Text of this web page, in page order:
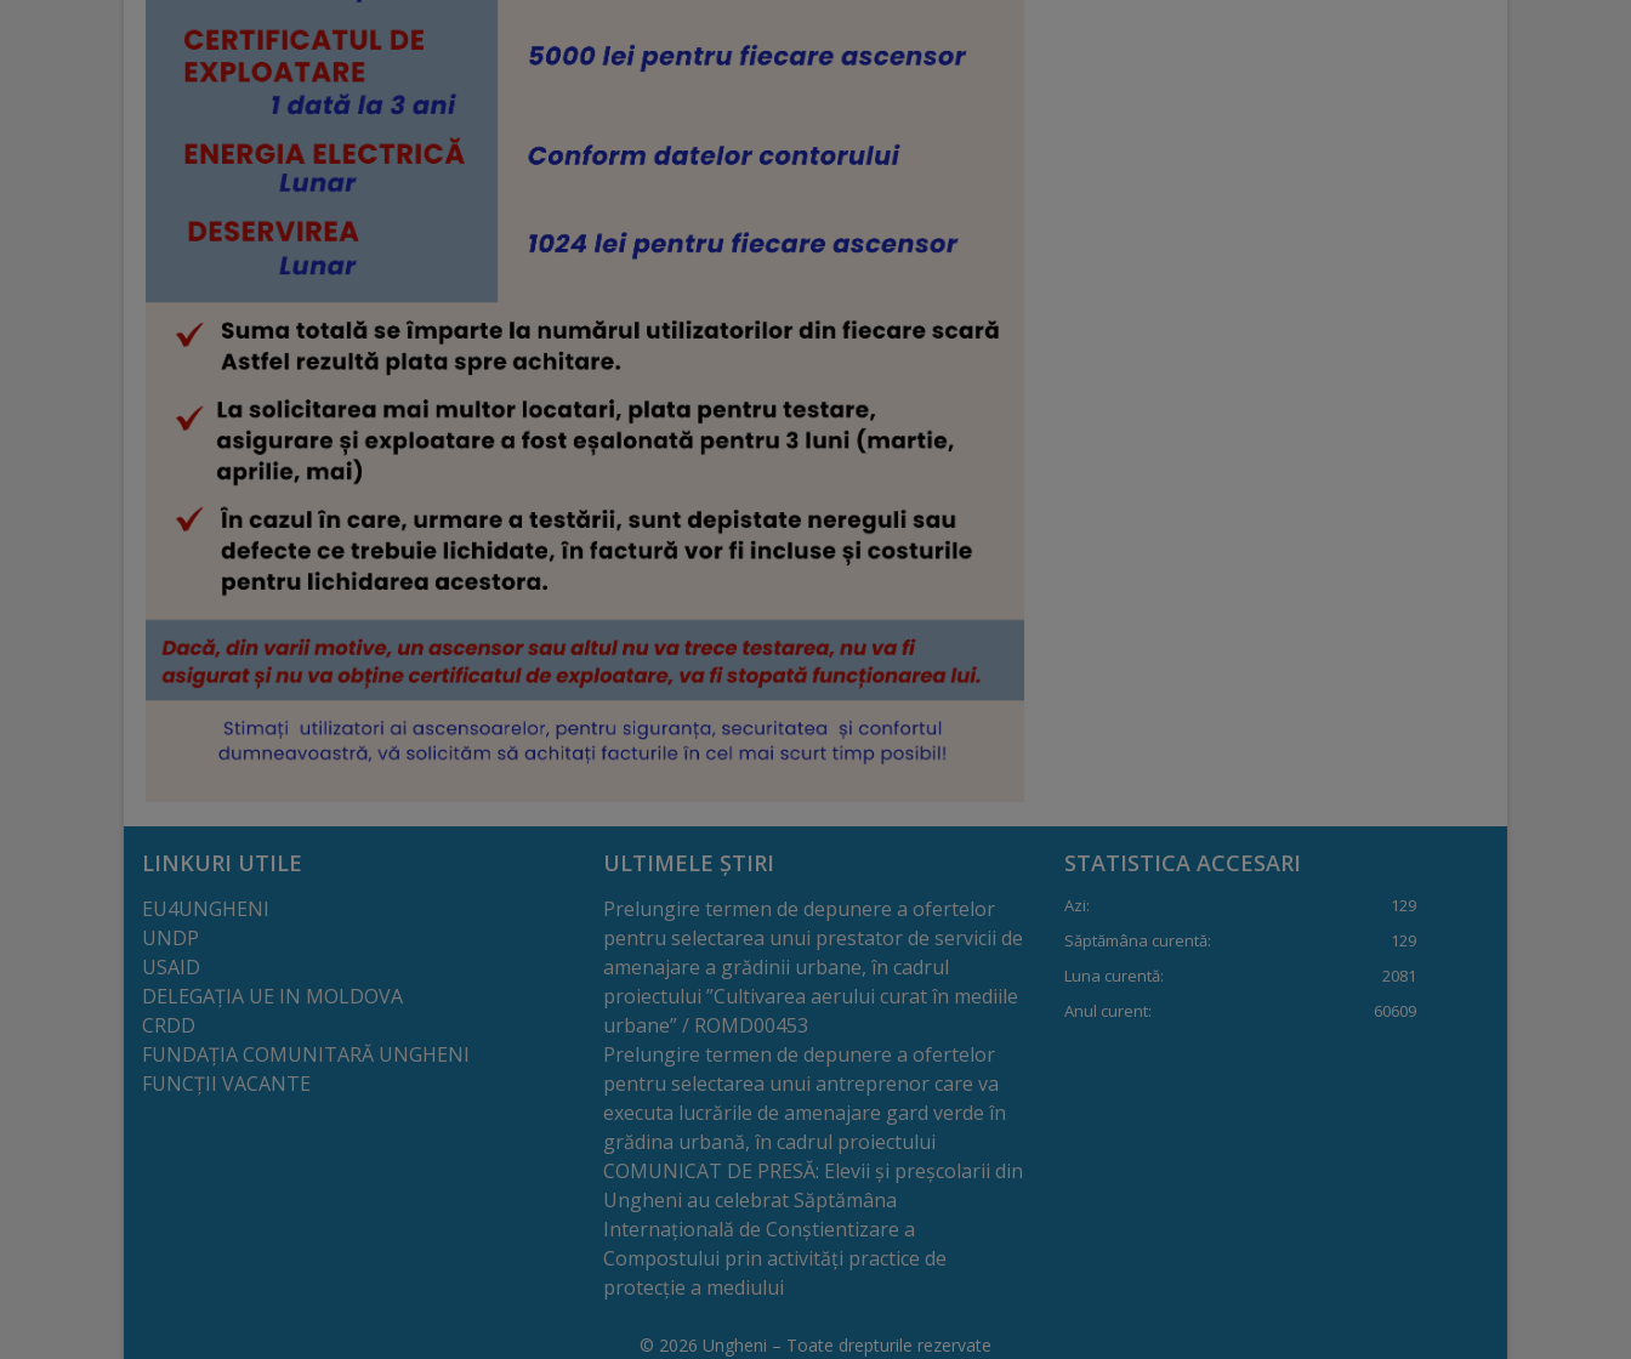
Viceprimari
Organigrama
primăriei
Regulamentul
funcționare
Integritate
Municipal
specialitate
Regulamentul
Consiliului
LINKURI UTILE
EU4UNGHENI
UNDP
USAID
DELEGAȚIA UE IN MOLDOVA
CRDD
FUNDAȚIA COMUNITARĂ UNGHENI
FUNCȚII VACANTE
ULTIMELE ȘTIRI
Prelungire termen de depunere a ofertelor
pentru selectarea unui prestator de servicii de
amenajare a grădinii urbane, în cadrul
proiectului ”Cultivarea aerului curat în mediile
urbane” / ROMD00453
Prelungire termen de depunere a ofertelor
pentru selectarea unui antreprenor care va
executa lucrările de amenajare gard verde în
grădina urbană, în cadrul proiectului
COMUNICAT DE PRESĂ: Elevii și preșcolarii din
Ungheni au celebrat Săptămâna
Internațională de Conștientizare a
Compostului prin activități practice de
protecție a mediului
STATISTICA ACCESARI
Azi:
129
Săptămâna curentă:
129
Luna curentă:
2081
Anul curent:
60609
© 2026 Ungheni – Toate drepturile rezervate